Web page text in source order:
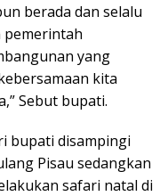
berada dan selalu
pemerintah
yang
kita
Sebut bupati.
bupati disampingi
Pisau sedangkan
safari natal di